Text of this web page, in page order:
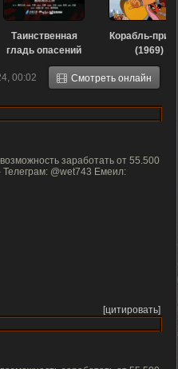
00:02 Смотреть онлайн
Таинственная
гладь опасений
(2015)
Корабль-
(1969)
заработать от 55.500
@wet743 Емеил:
[цитировать]